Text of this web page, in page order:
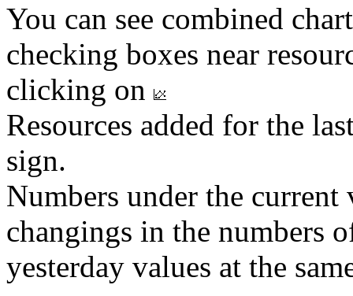
You can see combined
checking boxes near
clicking on
Resources added for the
sign.
Numbers under the
changings in the numbers
yesterday values at the